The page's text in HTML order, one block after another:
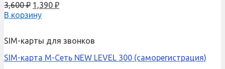
3,600₽ 1,390 ₽
В корзину
SIM-карты для звонков
SIM-карта М-Сеть NEW LEVEL 300 (саморегистрация)